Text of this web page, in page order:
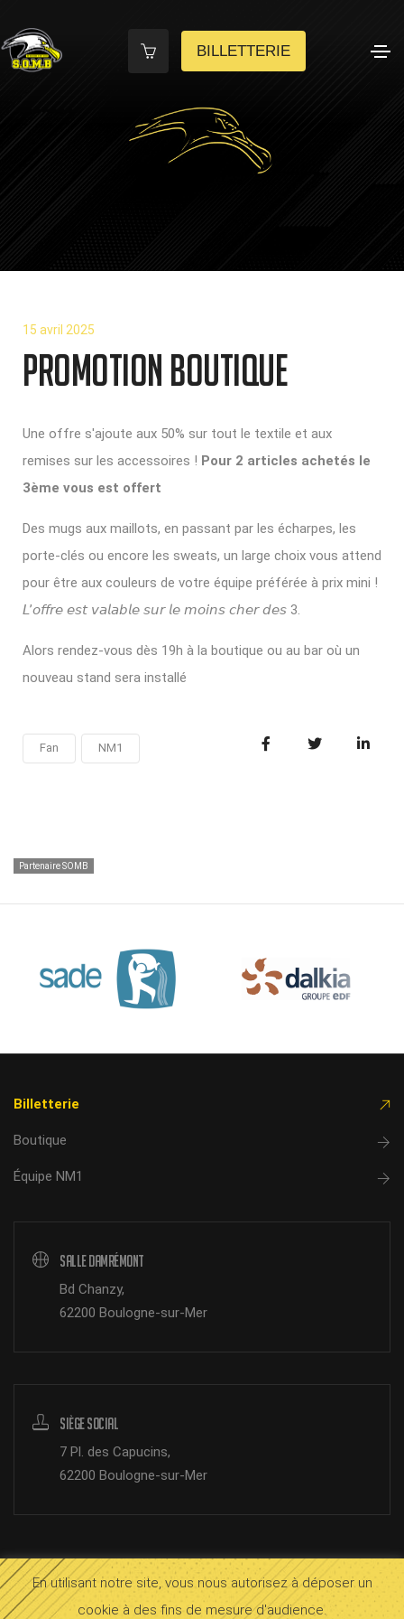
BILLETTERIE
15 avril 2025
PROMOTION BOUTIQUE
Une offre s'ajoute aux 50% sur tout le textile et aux
remises sur les accessoires ! Pour 2 articles achetés le
3ème vous est offert
Des mugs aux maillots, en passant par les écharpes, les
porte-clés ou encore les sweats, un large choix vous attend
pour être aux couleurs de votre équipe préférée à prix mini !
𝘓’𝘰𝘧𝘧𝘳𝘦 𝘦𝘴𝘵 𝘷𝘢𝘭𝘢𝘣𝘭𝘦 𝘴𝘶𝘳 𝘭𝘦 𝘮𝘰𝘪𝘯𝘴 𝘤𝘩𝘦𝘳 𝘥𝘦𝘴 3.
Alors rendez-vous dès 19h à la boutique ou au bar où un
nouveau stand sera installé
Fan NM1
Partenaire SOMB
Billetterie
Boutique
Équipe NM1
Salle Damrémont
Bd Chanzy,
62200 Boulogne-sur-Mer
Siège Social
7 Pl. des Capucins,
62200 Boulogne-sur-Mer
© 2026 SOMB Boulogne. Mentions légales
En utilisant notre site, vous nous autorisez à déposer un
cookie à des fins de mesure d'audience.